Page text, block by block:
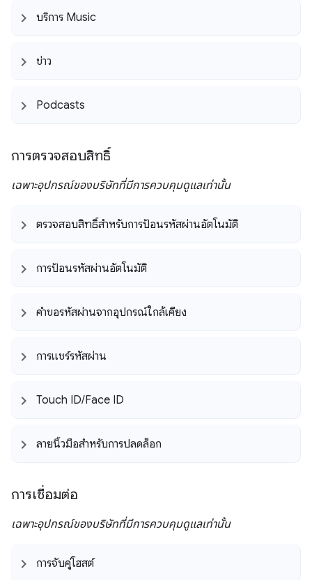
บริการ Music
ข่าว
Podcasts
การตรวจสอบสิทธิ์
เฉพาะอุปกรณ์ของบริษัทที่มีการควบคุมดูแลเท่านั้น
ตรวจสอบสิทธิ์สำหรับการป้อนรหัสผ่านอัตโนมัติ
การป้อนรหัสผ่านอัตโนมัติ
คำขอรหัสผ่านจากอุปกรณ์ใกล้เคียง
การแชร์รหัสผ่าน
Touch ID/Face ID
ลายนิ้วมือสำหรับการปลดล็อก
การเชื่อมต่อ
เฉพาะอุปกรณ์ของบริษัทที่มีการควบคุมดูแลเท่านั้น
การจับคู่โฮสต์